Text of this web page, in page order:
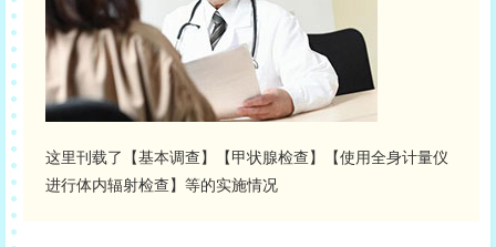
这里刊载了【基本调查】【甲状腺检查】【使用全身计量仪
进行体内辐射检查】等的实施情况